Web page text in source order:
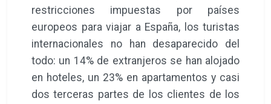
restricciones impuestas por países
europeos para viajar a España, los turistas
internacionales no han desaparecido del
todo: un 14% de extranjeros se han alojado
en hoteles, un 23% en apartamentos y casi
dos terceras partes de los clientes de los